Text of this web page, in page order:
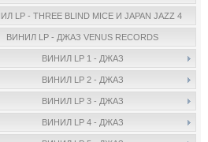
LP - THREE BLIND MICE И JAPAN JAZZ 4
ВИНИЛ LP - ДЖАЗ VENUS RECORDS
ВИНИЛ LP 1 - ДЖАЗ
ВИНИЛ LP 2 - ДЖАЗ
ВИНИЛ LP 3 - ДЖАЗ
ВИНИЛ LP 4 - ДЖАЗ